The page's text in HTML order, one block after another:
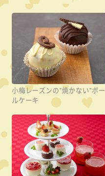
小梅レーズンの"焼かない"ボー
ルケーキ